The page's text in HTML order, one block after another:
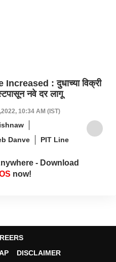
: दुधाच्या विक्री
नवे दर लागू
10:34 AM (IST)
Danve PIT Line
- Download
now!
DISCLAIMER